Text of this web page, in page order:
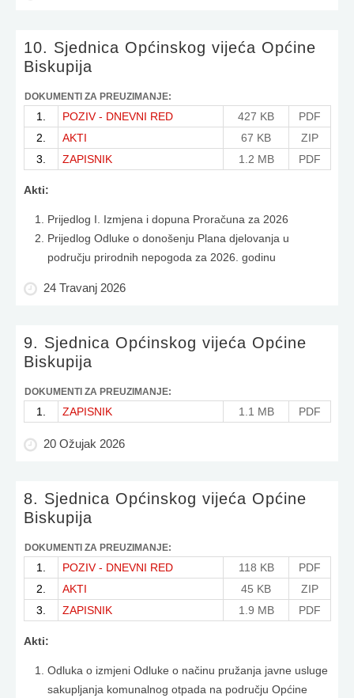
10. Sjednica Općinskog vijeća Općine
Biskupija
DOKUMENTI ZA PREUZIMANJE:
1. POZIV - DNEVNI RED 427 KB
PDF
2.
AKTI 67 KB
ZIP
3.
ZAPISNIK 1.2 MB PDF
Akti:
Prijedlog I. Izmjena i dopuna Proračuna za 2026
Prijedlog Odluke o donošenju Plana djelovanja u
području prirodnih nepogoda za 2026. godinu
24 Travanj 2026
9. Sjednica Općinskog vijeća Općine
Biskupija
DOKUMENTI ZA PREUZIMANJE:
1. ZAPISNIK 1.1 MB PDF
20 Ožujak 2026
8. Sjednica Općinskog vijeća Općine
Biskupija
DOKUMENTI ZA PREUZIMANJE:
1. POZIV - DNEVNI RED 118 KB
PDF
2.
AKTI 45 KB
ZIP
3.
ZAPISNIK 1.9 MB PDF
Akti:
Odluka o izmjeni Odluke o načinu pružanja javne usluge
sakupljanja komunalnog otpada na području Općine